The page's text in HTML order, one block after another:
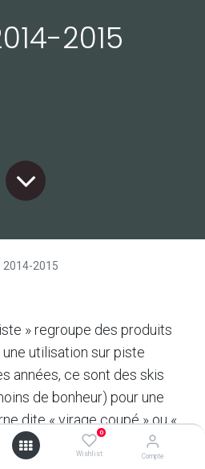
0
Wishlist Compte
2015
2014-2015
» regroupe des produits
utilisation sur piste
années, ce sont des skis
de bonheur) pour une
dite « virage coupé » ou «
apparue avec l’avènement
essentiellement